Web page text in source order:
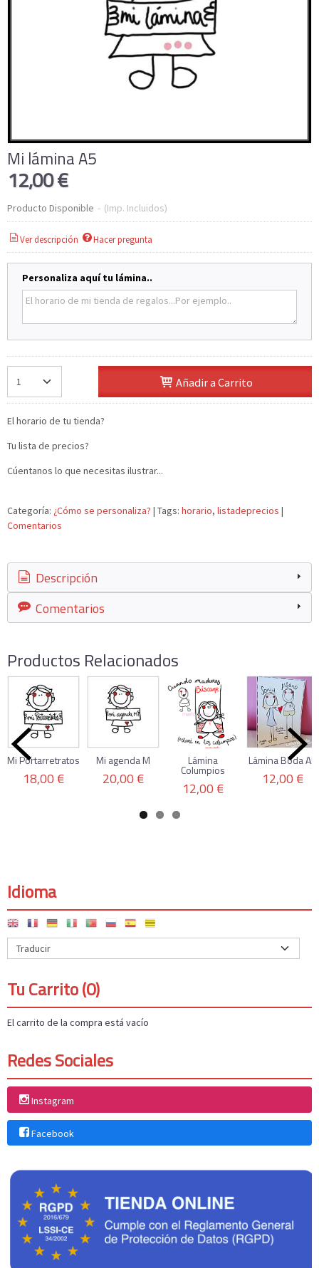
Idioma
Tu Carrito (0)
El carrito de la compra está vacío
Redes Sociales
Instagram
Facebook
Mi lámina A5
12,00 €
Producto Disponible - (Imp. Incluidos)
Ver descripción Hacer pregunta
Personaliza aquí tu lámina..
Añadir a Carrito
El horario de tu tienda?
Tu lista de precios?
Cúentanos lo que necesitas ilustrar...
Categoría: ¿Cómo se personaliza? | Tags: horario listadeprecios |
Comentarios
Descripción
Comentarios
Productos Relacionados
Mi Portarretratos
18,00 €
Mi agenda M
20,00 €
Lámina
Columpios
12,00 €
Lámina Boda A5
12,00 €